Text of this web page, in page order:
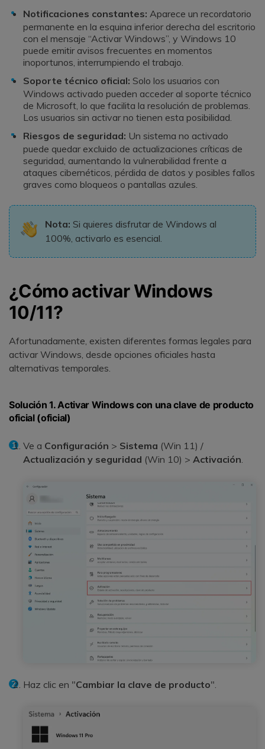
Notificaciones constantes: Aparece un recordatorio
permanente en la esquina inferior derecha del escritorio
con el mensaje “Activar Windows”, y Windows 10
puede emitir avisos frecuentes en momentos
inoportunos, interrumpiendo el trabajo.
Soporte técnico oficial: Solo los usuarios con
Windows activado pueden acceder al soporte técnico
de Microsoft, lo que facilita la resolución de problemas.
Los usuarios sin activar no tienen esta posibilidad.
Riesgos de seguridad: Un sistema no activado
puede quedar excluido de actualizaciones críticas de
seguridad, aumentando la vulnerabilidad frente a
ataques cibernéticos, pérdida de datos y posibles fallos
graves como bloqueos o pantallas azules.
Nota: Si quieres disfrutar de Windows al
100%, activarlo es esencial.
¿Cómo activar Windows
10/11?
Afortunadamente, existen diferentes formas legales para
activar Windows, desde opciones oficiales hasta
alternativas temporales.
Solución 1. Activar Windows con una clave de producto
oficial (oficial)
Ve a Configuración > Sistema (Win 11) /
Actualización y seguridad (Win 10) > Activación.
Haz clic en "Cambiar la clave de producto".